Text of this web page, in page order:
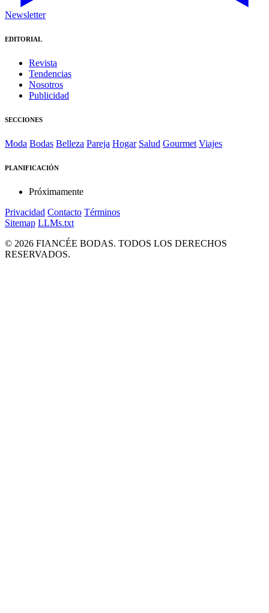
Newsletter
EDITORIAL
Revista
Tendencias
Nosotros
Publicidad
SECCIONES
Moda Bodas Belleza Pareja Hogar Salud Gourmet Viajes
PLANIFICACIÓN
Próximamente
Privacidad Contacto Términos
Sitemap LLMs.txt
© 2026 FIANCÉE BODAS. TODOS LOS DERECHOS
RESERVADOS.